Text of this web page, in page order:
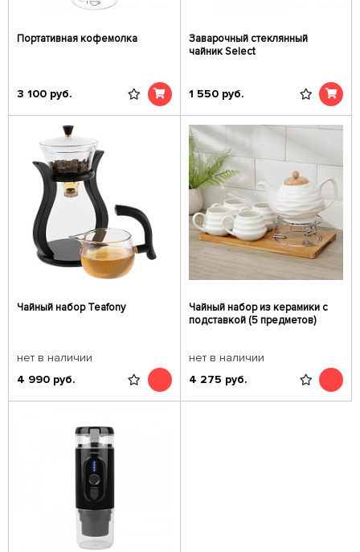
Портативная кофемолка
3 100 руб.
Заварочный стеклянный
чайник Select
1 550 руб.
Чайный набор Teafony
нет в наличии
4 990 руб.
Чайный набор из керамики с
подставкой (5 предметов)
нет в наличии
4 275 руб.